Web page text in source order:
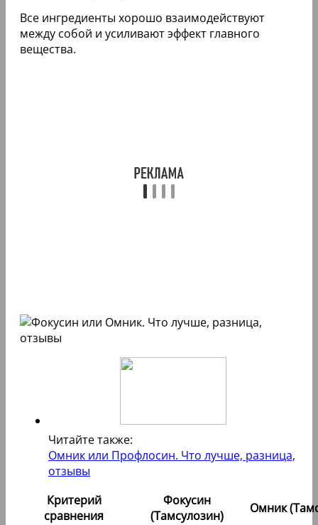
Все ингредиенты хорошо взаимодействуют
между собой и усиливают эффект главного
вещества.
Читайте также:
Омник или Профлосин. Что лучше, разница,
отзывы
Критерий
сравнения
Фокусин
(Тамсулозин)
Омник